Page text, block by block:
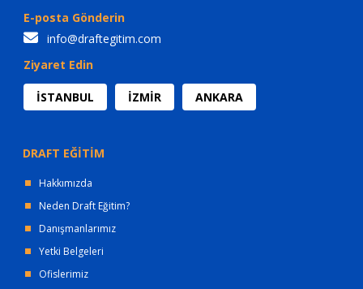
E-posta Gönderin
info@draftegitim.com
Ziyaret Edin
İSTANBUL İZMİR ANKARA
DRAFT EĞİTİM
Hakkımızda
Neden Draft Eğitim?
Danışmanlarımız
Yetki Belgeleri
Ofislerimiz